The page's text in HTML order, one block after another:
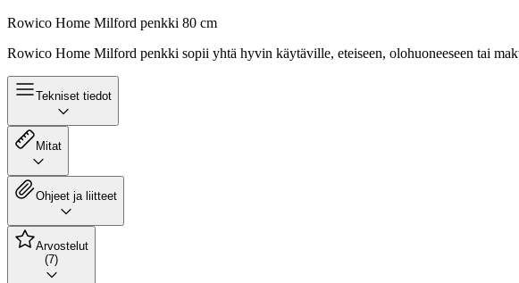
Rowico Home Milford penkki 80 cm
Rowico Home Milford penkki sopii yhtä hyvin käytäville, eteiseen, olohuoneeseen tai
Tekniset tiedot
Mitat
Ohjeet ja liitteet
Arvostelut
(7)